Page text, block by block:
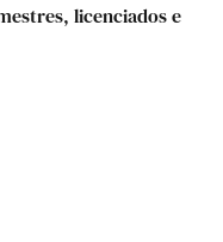
licenciados e